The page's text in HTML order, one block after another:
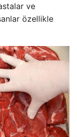
ve
özellikle